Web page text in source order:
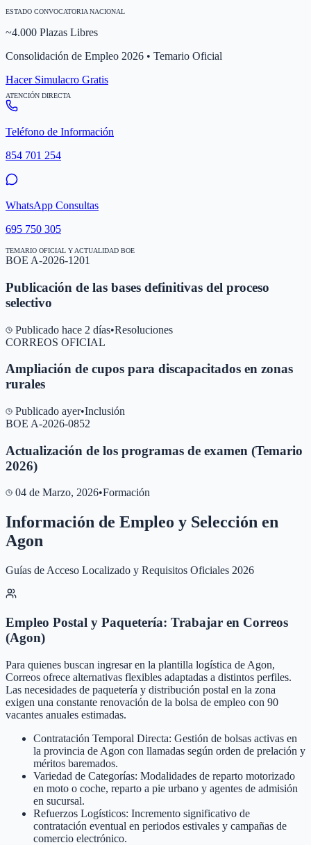
ESTADO CONVOCATORIA NACIONAL
~4.000 Plazas Libres
Consolidación de Empleo 2026 • Temario Oficial
Hacer Simulacro Gratis
ATENCIÓN DIRECTA
Teléfono de Información
854 701 254
WhatsApp Consultas
695 750 305
TEMARIO OFICIAL Y ACTUALIDAD BOE
BOE A-2026-1201
Publicación de las bases definitivas del proceso
selectivo
Publicado hace 2 días•Resoluciones
CORREOS OFICIAL
Ampliación de cupos para discapacitados en zonas
rurales
Publicado ayer•Inclusión
BOE A-2026-0852
Actualización de los programas de examen (Temario
2026)
04 de Marzo, 2026•Formación
Información de Empleo y Selección en
Agon
Guías de Acceso Localizado y Requisitos Oficiales 2026
Empleo Postal y Paquetería: Trabajar en Correos
(Agon)
Para quienes buscan ingresar en la plantilla logística de Agon,
Correos ofrece alternativas flexibles adaptadas a distintos perfiles.
Las necesidades de paquetería y distribución postal en la zona
exigen una constante renovación de la bolsa de empleo con 90
vacantes anuales estimadas.
Contratación Temporal Directa: Gestión de bolsas activas en
la provincia de Agon con llamadas según orden de prelación y
méritos baremados.
Variedad de Categorías: Modalidades de reparto motorizado
en moto o coche, reparto a pie urbano y agentes de admisión
en sucursal.
Refuerzos Logísticos: Incremento significativo de
contratación eventual en periodos estivales y campañas de
comercio electrónico.